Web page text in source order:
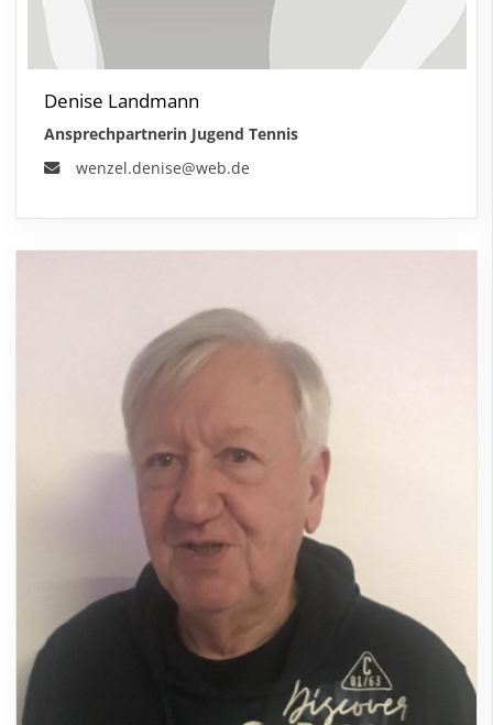
Denise Landmann
Ansprechpartnerin Jugend Tennis
wenzel.denise@web.de